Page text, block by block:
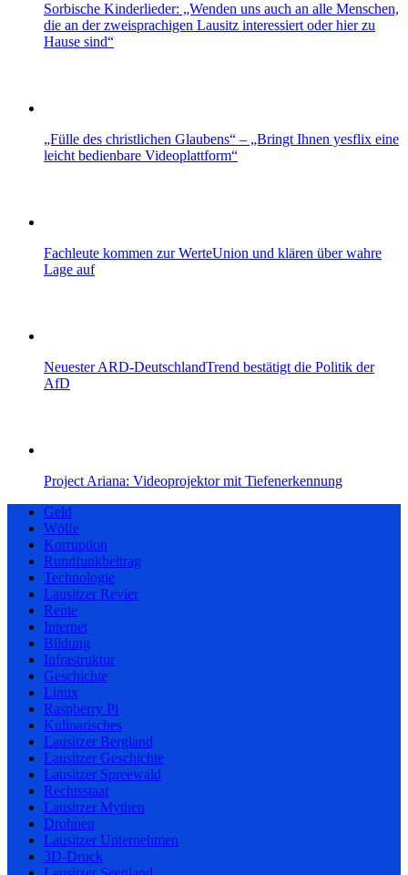
Sorbische Kinderlieder: „Wenden uns auch an alle Menschen,
die an der zweisprachigen Lausitz interessiert oder hier zu
Hause sind“
„Fülle des christlichen Glaubens“ – „Bringt Ihnen yesflix eine
leicht bedienbare Videoplattform“
Fachleute kommen zur WerteUnion und klären über wahre
Lage auf
Neuester ARD-DeutschlandTrend bestätigt die Politik der
AfD
Project Ariana: Videoprojektor mit Tiefenerkennung
Geld
Wölfe
Korruption
Rundfunkbeitrag
Technologie
Lausitzer Revier
Rente
Internet
Bildung
Infrastruktur
Geschichte
Linux
Raspberry Pi
Kulinarisches
Lausitzer Bergland
Lausitzer Geschichte
Lausitzer Spreewald
Rechtsstaat
Lausitzer Mythen
Drohnen
Lausitzer Unternehmen
3D-Druck